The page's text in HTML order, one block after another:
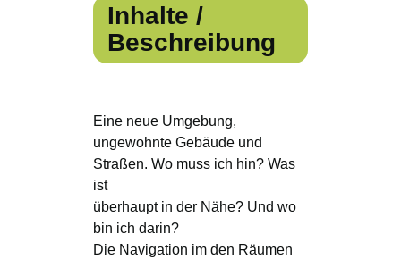
Inhalte /
Beschreibung
Eine neue Umgebung,
ungewohnte Gebäude und
Straßen. Wo muss ich hin? Was
ist
überhaupt in der Nähe? Und wo
bin ich darin?
Die Navigation im den Räumen